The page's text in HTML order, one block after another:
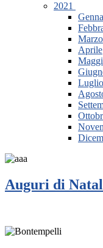
2021
Marzo
Aprile
Luglio
Auguri di